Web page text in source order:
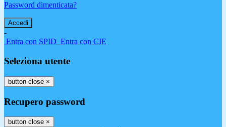
Password dimenticata?
-
Entra con SPID Entra con CIE
Seleziona utente
button close ×
Recupero password
button close ×